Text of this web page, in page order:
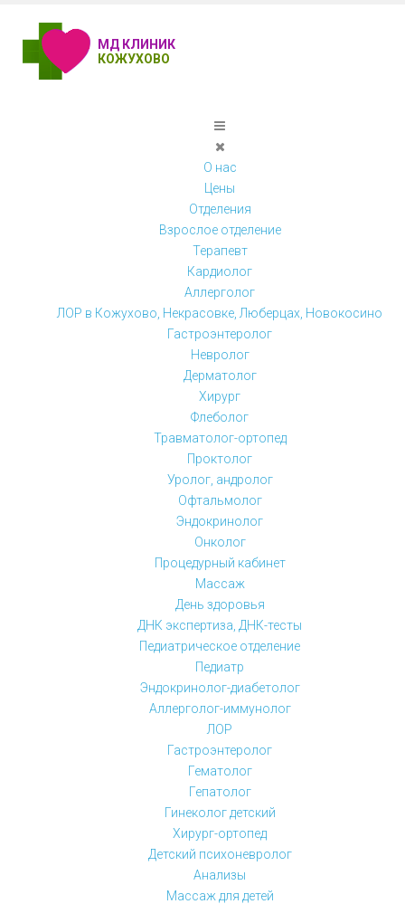
МД КЛИНИК
КОЖУХОВО
О нас
Цены
Отделения
Взрослое отделение
Терапевт
Кардиолог
Аллерголог
ЛОР в Кожухово, Некрасовке, Люберцах, Новокосино
Гастроэнтеролог
Невролог
Дерматолог
Хирург
Флеболог
Травматолог-ортопед
Проктолог
Уролог, андролог
Офтальмолог
Эндокринолог
Онколог
Процедурный кабинет
Массаж
День здоровья
ДНК экспертиза, ДНК-тесты
Педиатрическое отделение
Педиатр
Эндокринолог-диабетолог
Аллерголог-иммунолог
ЛОР
Гастроэнтеролог
Гематолог
Гепатолог
Гинеколог детский
Хирург-ортопед
Детский психоневролог
Анализы
Массаж для детей